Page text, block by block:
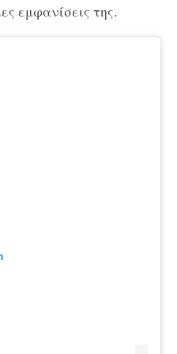
εμφανίσεις της.